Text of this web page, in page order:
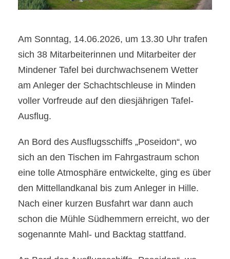
Am Sonntag, 14.06.2026, um 13.30 Uhr trafen
sich 38 Mitarbeiterinnen und Mitarbeiter der
Mindener Tafel bei durchwachsenem Wetter
am Anleger der Schachtschleuse in Minden
voller Vorfreude auf den diesjährigen Tafel-
Ausflug.
An Bord des Ausflugsschiffs „Poseidon“, wo
sich an den Tischen im Fahrgastraum schon
eine tolle Atmosphäre entwickelte, ging es über
den Mittellandkanal bis zum Anleger in Hille.
Nach einer kurzen Busfahrt war dann auch
schon die Mühle Südhemmern erreicht, wo der
sogenannte Mahl- und Backtag stattfand.